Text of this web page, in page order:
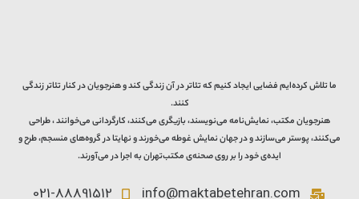
ما تلاش کرده‌ایم فضایی ایجاد کنیم که تئاتر در آن زندگی کند و هنرجویان در کنار تئاتر زندگی
کنند.
هنرجویان مکتب، نمایش‌نامه می‌نویسند، بازیگری می‌کنند، کارگردانی می‌خوانند ، طراحی
می‌کنند، پوستر می‌سازند و در جهان نمایش غوطه می‌خورند و نهایتا در گروه‌های منسجم، طرح و
ایده‌ی خود را بر روی صحنه‌ی مکتب‌تهران به اجرا در می‌آورند.
info@maktabetehran.com
021-88891512